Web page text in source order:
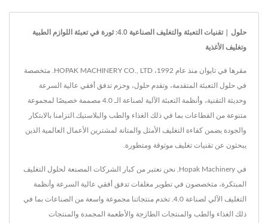
حلول | تقنيات التعبئة والتغليف الصناعية 4.0: ثورة في تعبئة اللوازم الطبية
وتغليف الأغذية
مقرها في تايوان منذ عام 1992، HOPAK MACHINERY CO., LTD. متخصصة
في حلول التعبئة المتقدمة، وتقدم حلول، وحزم تدفق أفقي عالية السرعة
وحديثة التقنية، وأنظمة التعبئة الآلية لصناعة الـ 4.0 مصممة خصيصًا لمجموعة
متنوعة من القطاعات بما في ذلك الغذاء والطب والبلاستيك.التزامنا بالابتكار
والجودة يضمن كفاءة التغليف الأمثل والمتانة لمشترين الأعمال العالمية الذين
يبحثون عن تقنيات تغليف موثوقة ومتطورة.
في Hopak Machinery, نحن نعتبر من كبار الشركات المصنعة لحلول التغليف
المبتكرة، متخصصون في تطوير مغلفات تدفق أفقي عالية السرعة وأنظمة
التغليف الآلي لصناعة 4.0. تخدم منتجاتنا مجموعة واسعة من الصناعات بما في
ذلك الغذاء والطب والمنتجات الطازجة والأطعمة المجمدة والمنتجات